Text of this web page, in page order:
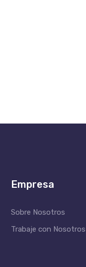
Empresa
Sobre Nosotros
Trabaje con Nosotros